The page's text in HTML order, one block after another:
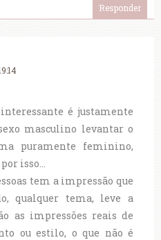
Responder
é justamente
masculino levantar o
puramente feminino,
isso...
tem a impressão que
qualquer tema, leve a
as impressões reais de
ou estilo, o que não é